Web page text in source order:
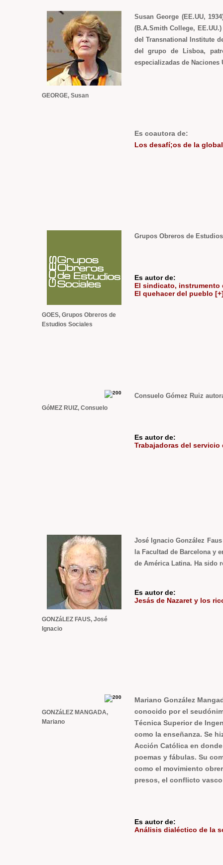
GEORGE, Susan
Susan George (EE.UU,
(B.A.Smith College,
del Transnational Institute
del grupo de Lisboa,
especializadas de Naciones
Es coautora de:
Los desafí;os de la
GOES, Grupos Obreros de
Estudios Sociales
Grupos Obreros de
Es autor de:
El sindicato, instrumento
El quehacer del pueblo
GóMEZ RUIZ, Consuelo
Consuelo Gómez Ruiz
Es autor de:
Trabajadoras del servicio
GONZáLEZ FAUS, José
Ignacio
José Ignacio González
la Facultad de Barcelona y
de América Latina. Ha sido
Es autor de:
Jesás de Nazaret y los
GONZáLEZ MANGADA,
Mariano
Mariano González
conocido por el
Técnica Superior de
como la enseñanza. Se
Acción Católica en
poemas y fábulas. Su
como el movimiento
presos, el conflicto
Es autor de:
Análisis dialéctico de la